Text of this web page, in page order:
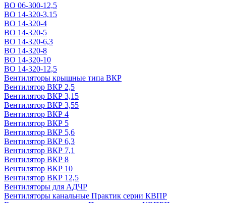
ВО 06-300-12,5
ВО 14-320-3,15
ВО 14-320-4
ВО 14-320-5
ВО 14-320-6,3
ВО 14-320-8
ВО 14-320-10
ВО 14-320-12,5
Вентиляторы крышные типа ВКР
Вентилятор ВКР 2,5
Вентилятор ВКР 3,15
Вентилятор ВКР 3,55
Вентилятор ВКР 4
Вентилятор ВКР 5
Вентилятор ВКР 5,6
Вентилятор ВКР 6,3
Вентилятор ВКР 7,1
Вентилятор ВКР 8
Вентилятор ВКР 10
Вентилятор ВКР 12,5
Вентиляторы для АДЧР
Вентиляторы канальные Практик серии КВПР